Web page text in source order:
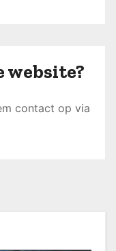
website?
contact op via